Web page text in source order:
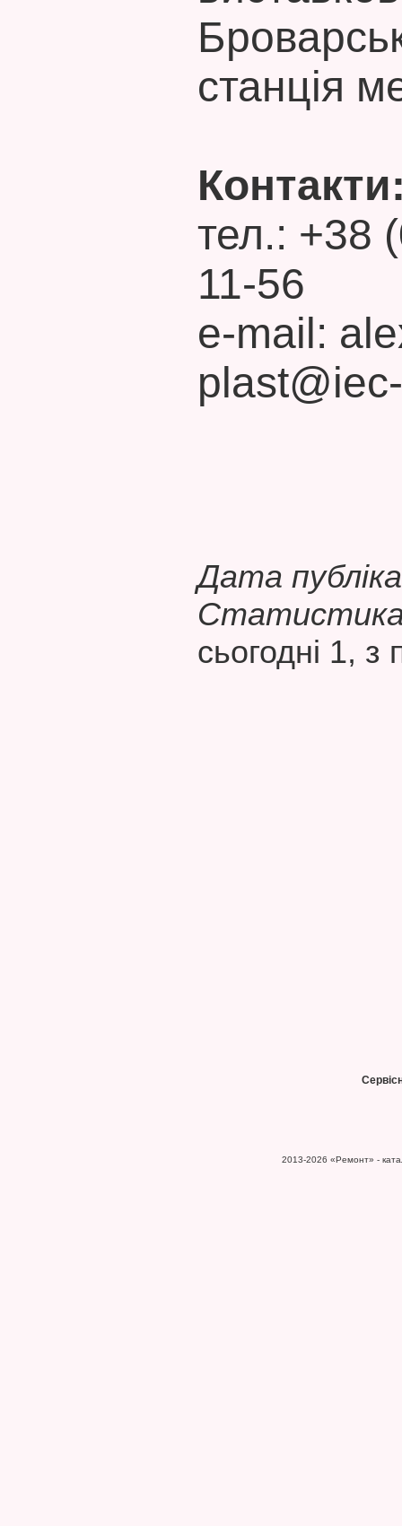
станція
тел.: +38
11-56
e-mail:
Дата
Статистика
сьогодні 1, з
2013-2026 «Ремонт» -